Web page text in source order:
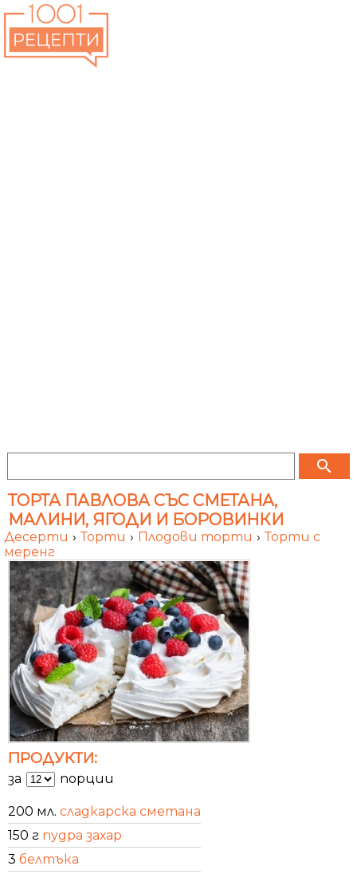
search
ТОРТА ПАВЛОВА СЪС СМЕТАНА,
МАЛИНИ, ЯГОДИ И БОРОВИНКИ
Десерти › Торти › Плодови торти › Торти с
меренг
ПРОДУКТИ:
за порции
200 мл. сладкарска сметана
150 г пудра захар
3 белтъка